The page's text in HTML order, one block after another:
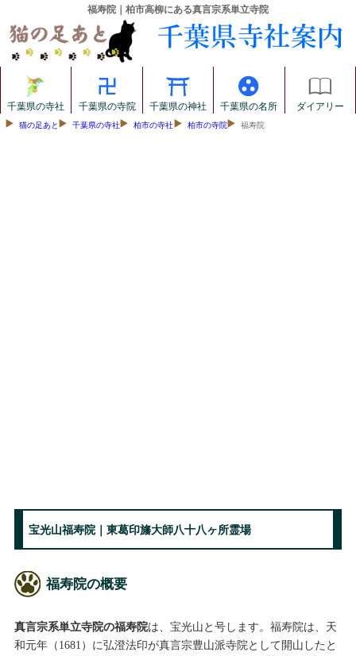
福寿院｜柏市高柳にある真言宗系単立寺院
千葉県の寺社 千葉県の寺院 千葉県の神社 千葉県の名所 ダイアリー
猫の足あと 千葉県の寺社 柏市の寺社 柏市の寺院 福寿院
宝光山福寿院｜東葛印旛大師八十八ヶ所霊場
福寿院の概要
真言宗系単立寺院の福寿院は、宝光山と号します。福寿院は、天
和元年（1681）に弘澄法印が真言宗豊山派寺院として開山したと